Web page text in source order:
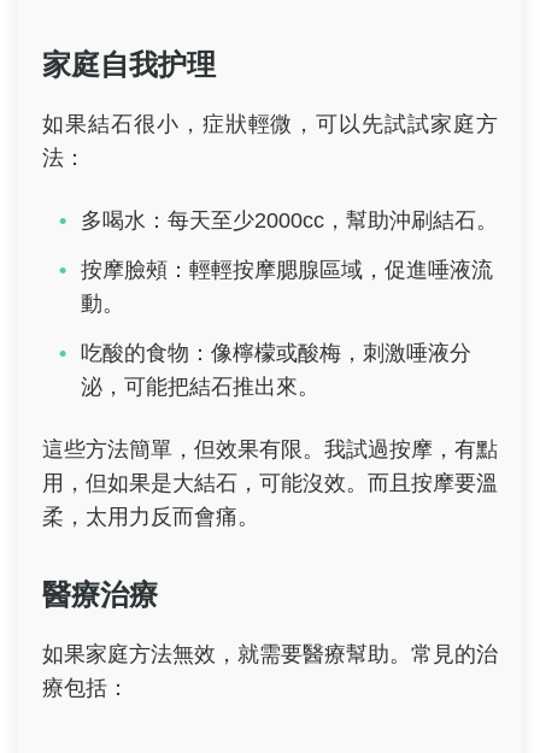
家庭自我护理
如果結石很小，症狀輕微，可以先試試家庭方
法：
多喝水：每天至少2000cc，幫助沖刷結石。
按摩臉頰：輕輕按摩腮腺區域，促進唾液流
動。
吃酸的食物：像檸檬或酸梅，刺激唾液分
泌，可能把結石推出來。
這些方法簡單，但效果有限。我試過按摩，有點
用，但如果是大結石，可能沒效。而且按摩要溫
柔，太用力反而會痛。
醫療治療
如果家庭方法無效，就需要醫療幫助。常見的治
療包括：